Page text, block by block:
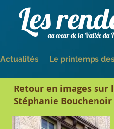
Lesau coeur de la Vallée du
Actualités Le printemps
Retour en images sur
Stéphanie